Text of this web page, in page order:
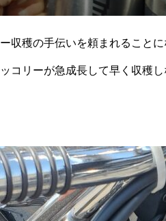
収穫の手伝いを頼まれること
コリーが急成長して早く収穫